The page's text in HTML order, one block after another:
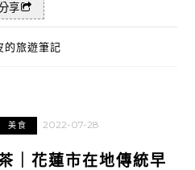
享
的旅遊筆記
美食 2022-07-28
｜花蓮市在地傳統早